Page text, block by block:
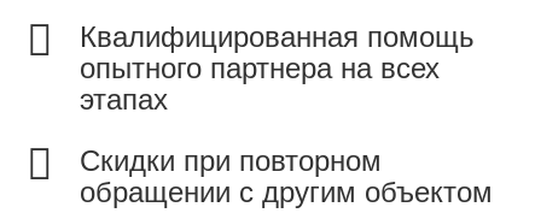
Квалифицированная помощь
опытного партнера на всех
этапах
Скидки при повторном
обращении с другим объектом